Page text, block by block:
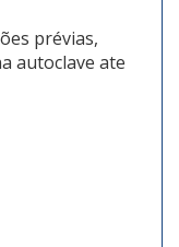
prévias,
autoclave ate